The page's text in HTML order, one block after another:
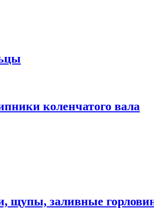
коленчатого вала
щупы, заливные